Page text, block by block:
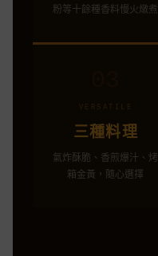
粉等十餘種香料慢火燉煮
VERSATILE
三種料理
氣炸酥脆、香煎爆汁、烤
箱金黃，隨心選擇